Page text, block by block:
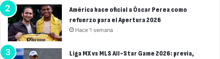
América hace oficial a Óscar Perea como
refuerzo para el Apertura 2026
Hace 1 semana
Liga MX vs MLS All-Star Game 2026: previa,